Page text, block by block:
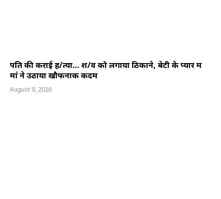
पति की कराई ह/त्या… श/व को लगाया ठिकाने, बेटी के प्यार में
मां ने उठाया खौफनाक कदम
August 9, 2026